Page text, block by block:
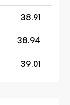
38.91
38.94
39.01